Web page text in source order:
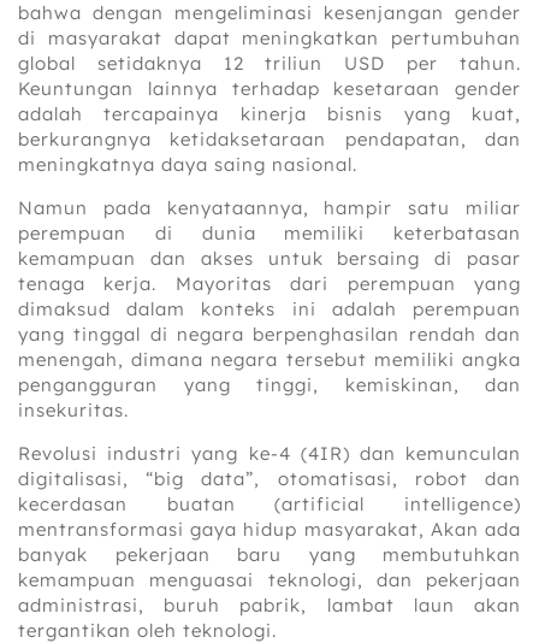
bahwa dengan mengeliminasi kesenjangan gender
di masyarakat dapat meningkatkan pertumbuhan
global setidaknya 12 triliun USD per tahun.
Keuntungan lainnya terhadap kesetaraan gender
adalah tercapainya kinerja bisnis yang kuat,
berkurangnya ketidaksetaraan pendapatan, dan
meningkatnya daya saing nasional.
Namun pada kenyataannya, hampir satu miliar
perempuan di dunia memiliki keterbatasan
kemampuan dan akses untuk bersaing di pasar
tenaga kerja. Mayoritas dari perempuan yang
dimaksud dalam konteks ini adalah perempuan
yang tinggal di negara berpenghasilan rendah dan
menengah, dimana negara tersebut memiliki angka
pengangguran yang tinggi, kemiskinan, dan
insekuritas.
Revolusi industri yang ke-4 (4IR) dan kemunculan
digitalisasi, “big data”, otomatisasi, robot dan
kecerdasan buatan (artificial intelligence)
mentransformasi gaya hidup masyarakat, Akan ada
banyak pekerjaan baru yang membutuhkan
kemampuan menguasai teknologi, dan pekerjaan
administrasi, buruh pabrik, lambat laun akan
tergantikan oleh teknologi.